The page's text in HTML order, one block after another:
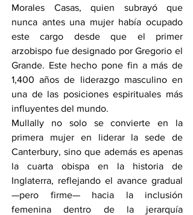
Morales Casas, quien subrayó que
nunca antes una mujer había ocupado
este cargo desde que el primer
arzobispo fue designado por Gregorio el
Grande. Este hecho pone fin a más de
1,400 años de liderazgo masculino en
una de las posiciones espirituales más
influyentes del mundo.
Mullally no solo se convierte en la
primera mujer en liderar la sede de
Canterbury, sino que además es apenas
la cuarta obispa en la historia de
Inglaterra, reflejando el avance gradual
—pero firme— hacia la inclusión
femenina dentro de la jerarquía